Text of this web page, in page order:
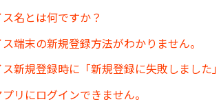
名とは何ですか？
端末の新規登録方法がわかりません。
新規登録時に「新規登録に失敗しました
リにログインできません。